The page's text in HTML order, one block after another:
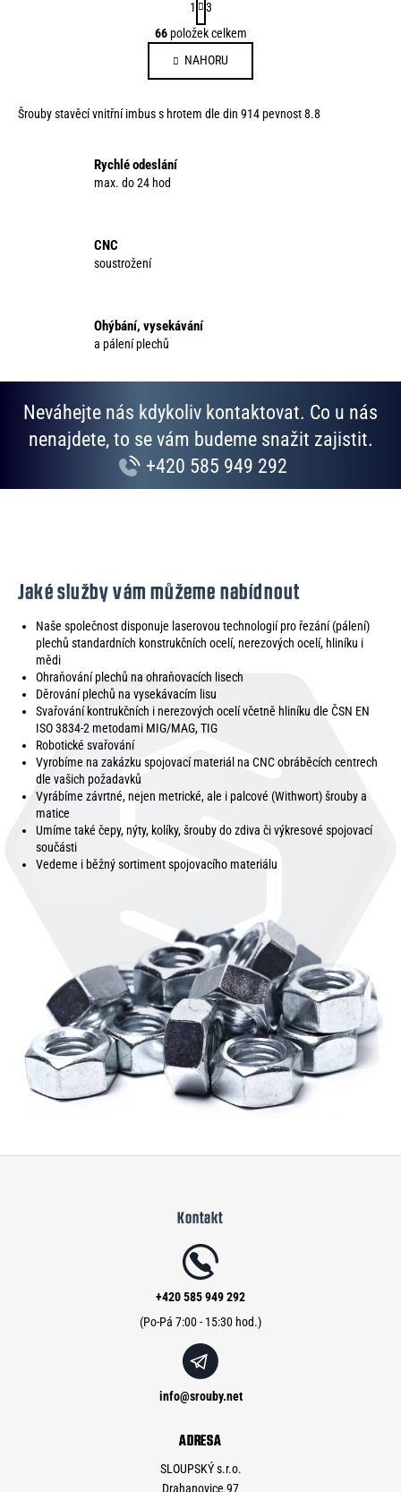
O
v
l
á
a
p
u
r
á
o
1
3
66položek celkem
NAHORU
Šrouby stavěcí vnitřní imbus s hrotem dle din 914 pevnost 8.8
Rychlé odeslání
max. do 24 hod
CNC
soustrožení
Ohýbání, vysekávání
a pálení plechů
Neváhejte nás kdykoliv kontaktovat. Co u nás
nenajdete, to se vám budeme snažit zajistit.
+420 585 949 292
Jaké služby vám můžeme nabídnout
Naše společnost disponuje laserovou technologií pro řezání (pálení)
plechů standardních konstrukčních ocelí, nerezových ocelí, hliníku i
mědi
Ohraňování plechů na ohraňovacích lisech
Děrování plechů na vysekávacím lisu
Svařování kontrukčních i nerezových ocelí včetně hliníku dle ČSN EN
ISO 3834-2 metodami MIG/MAG, TIG
Robotické svařování
Vyrobíme na zakázku spojovací materiál na CNC obráběcích centrech
dle vašich požadavků
Vyrábíme závrtné, nejen metrické, ale i palcové (Withwort) šrouby a
matice
Umíme také čepy, nýty, kolíky, šrouby do zdiva či výkresové spojovací
součásti
Vedeme i běžný sortiment spojovacího materiálu
Kontakt
info@srouby.net
+420 585 949 292
ADRESA
SLOUPSKÝ s.r.o.
Drahanovice 97